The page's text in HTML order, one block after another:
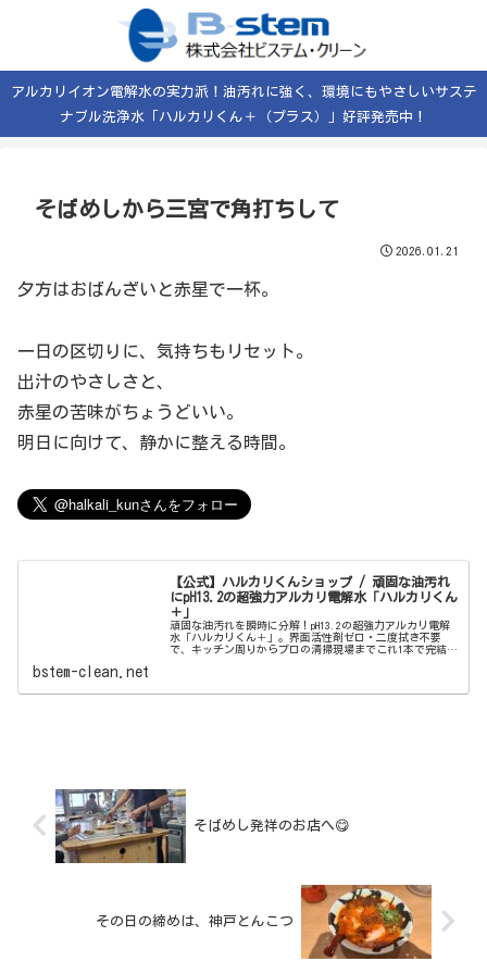
アルカリイオン電解水の実力派！油汚れに強く、環境にもやさしいサステ
ナブル洗浄水「ハルカリくん＋（プラス）」好評発売中！
そばめしから三宮で角打ちして
2026.01.21
夕方はおばんざいと赤星で一杯。
一日の区切りに、気持ちもリセット。
出汁のやさしさと、
赤星の苦味がちょうどいい。
明日に向けて、静かに整える時間。
【公式】ハルカリくんショップ / 頑固な油汚れ
にpH13.2の超強力アルカリ電解水「ハルカリくん
＋」
頑固な油汚れを瞬時に分解！pH13.2の超強力アルカリ電解
水「ハルカリくん＋」。界面活性剤ゼロ・二度拭き不要
で、キッチン周りからプロの清掃現場までこれ1本で完結。
bstem-clean.net
そばめし発祥のお店へ😋
その日の締めは、神戸とんこつ